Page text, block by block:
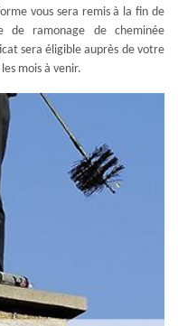
vous sera remis à la fin de
de ramonage de cheminée
sera éligible auprès de votre
mois à venir.